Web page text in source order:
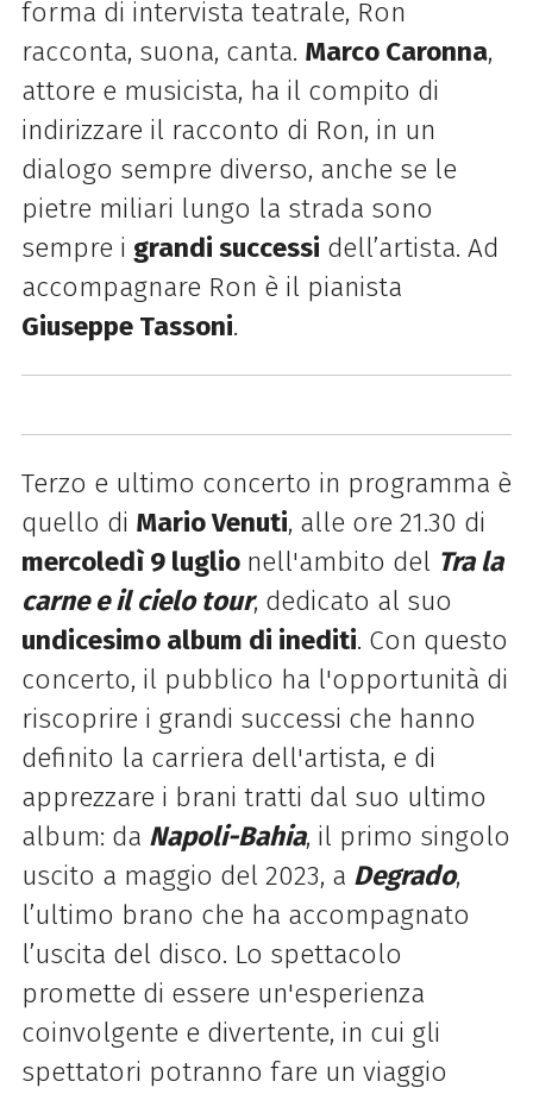
forma di intervista teatrale, Ron
racconta, suona, canta. Marco Caronna,
attore e musicista, ha il compito di
indirizzare il racconto di Ron, in un
dialogo sempre diverso, anche se le
pietre miliari lungo la strada sono
sempre i grandi successi dell’artista. Ad
accompagnare Ron è il pianista
Giuseppe Tassoni.
Terzo e ultimo concerto in programma è
quello di Mario Venuti, alle ore 21.30 di
mercoledì 9 luglio nell'ambito del Tra la
carne e il cielo tour, dedicato al suo
undicesimo album di inediti. Con questo
concerto, il pubblico ha l'opportunità di
riscoprire i grandi successi che hanno
definito la carriera dell'artista, e di
apprezzare i brani tratti dal suo ultimo
album: da Napoli-Bahia, il primo singolo
uscito a maggio del 2023, a Degrado,
l’ultimo brano che ha accompagnato
l’uscita del disco. Lo spettacolo
promette di essere un'esperienza
coinvolgente e divertente, in cui gli
spettatori potranno fare un viaggio